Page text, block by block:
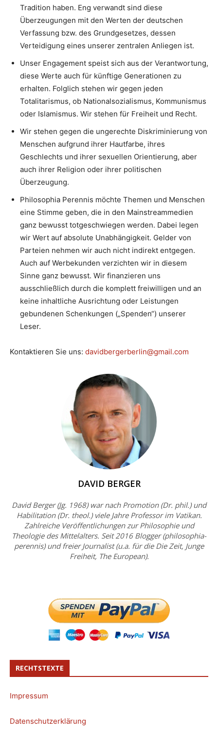
Tradition haben. Eng verwandt sind diese
Überzeugungen mit den Werten der deutschen
Verfassung bzw. des Grundgesetzes, dessen
Verteidigung eines unserer zentralen Anliegen ist.
Unser Engagement speist sich aus der Verantwortung,
diese Werte auch für künftige Generationen zu
erhalten. Folglich stehen wir gegen jeden
Totalitarismus, ob Nationalsozialismus, Kommunismus
oder Islamismus. Wir stehen für Freiheit und Recht.
Wir stehen gegen die ungerechte Diskriminierung von
Menschen aufgrund ihrer Hautfarbe, ihres
Geschlechts und ihrer sexuellen Orientierung, aber
auch ihrer Religion oder ihrer politischen
Überzeugung.
Philosophia Perennis möchte Themen und Menschen
eine Stimme geben, die in den Mainstreammedien
ganz bewusst totgeschwiegen werden. Dabei legen
wir Wert auf absolute Unabhängigkeit. Gelder von
Parteien nehmen wir auch nicht indirekt entgegen.
Auch auf Werbekunden verzichten wir in diesem
Sinne ganz bewusst. Wir finanzieren uns
ausschließlich durch die komplett freiwilligen und an
keine inhaltliche Ausrichtung oder Leistungen
gebundenen Schenkungen („Spenden“) unserer
Leser.
Kontaktieren Sie uns: davidbergerberlin@gmail.com
DAVID BERGER
David Berger (Jg. 1968) war nach Promotion (Dr. phil.) und
Habilitation (Dr. theol.) viele Jahre Professor im Vatikan.
Zahlreiche Veröffentlichungen zur Philosophie und
Theologie des Mittelalters. Seit 2016 Blogger (philosophia-
perennis) und freier Journalist (u.a. für die Die Zeit, Junge
Freiheit, The European).
RECHTSTEXTE
Impressum
Datenschutzerklärung